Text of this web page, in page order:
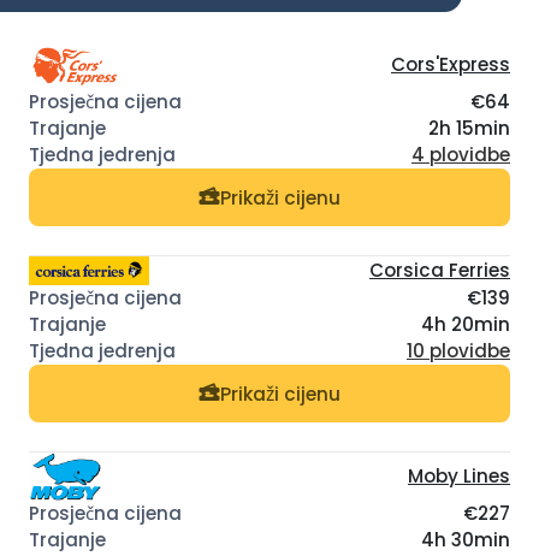
Cors'Express
€64
2h 15min
4 plovidbe
Prikaži cijenu
Corsica Ferries
€139
4h 20min
10 plovidbe
Prikaži cijenu
Moby Lines
€227
4h 30min